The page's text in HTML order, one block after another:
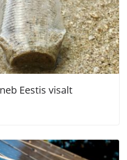
Eestis visalt